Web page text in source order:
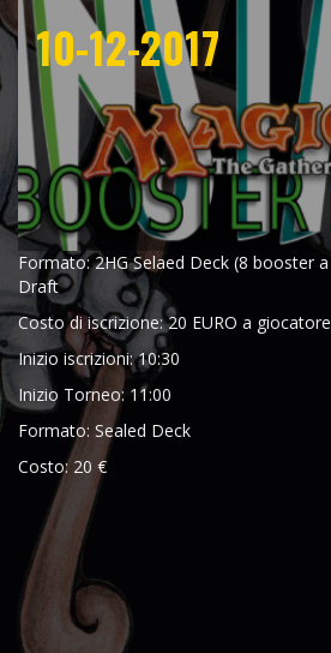
10-12-2017
Formato: 2HG Selaed Deck (8 booster
Draft
Costo di iscrizione: 20 EURO a giocatore
Inizio iscrizioni: 10:30
Inizio Torneo: 11:00
Formato: Sealed Deck
Costo: 20 €